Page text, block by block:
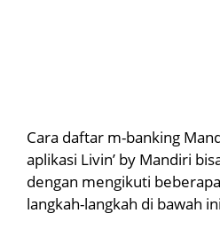
Cara daftar m-banking
aplikasi Livin’ by Mandiri
dengan mengikuti
langkah-langkah di bawah